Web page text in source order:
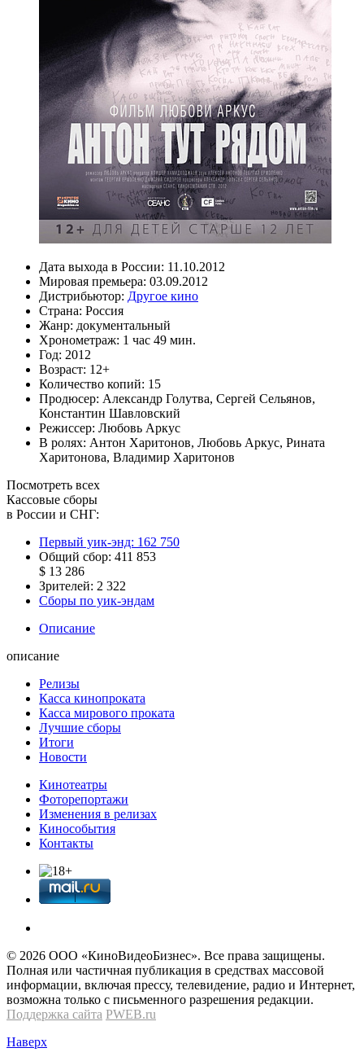
Дата выхода в России: 11.10.2012
Мировая премьера: 03.09.2012
Дистрибьютор: Другое кино
Страна: Россия
Жанр: документальный
Хронометраж: 1 час 49 мин.
Год: 2012
Возраст: 12+
Количество копий: 15
Продюсер: Александр Голутва, Сергей Сельянов,
Константин Шавловский
Режиссер: Любовь Аркус
В ролях: Антон Харитонов, Любовь Аркус, Рината
Харитонова, Владимир Харитонов
Посмотреть всех
Кассовые сборы
в России и СНГ:
Первый уик-энд: 162 750
Общий сбор: 411 853
$ 13 286
Зрителей: 2 322
Сборы по уик-эндам
Описание
описание
Релизы
Касса кинопроката
Касса мирового проката
Лучшие сборы
Итоги
Новости
Кинотеатры
Фоторепортажи
Изменения в релизах
Кинособытия
Контакты
© 2026 OOО «КиноВидеоБизнес». Все права защищены.
Полная или частичная публикация в средствах массовой
информации, включая прессу, телевидение, радио и Интернет,
возможна только с письменного разрешения редакции.
Поддержка сайта PWEB.ru
Наверх